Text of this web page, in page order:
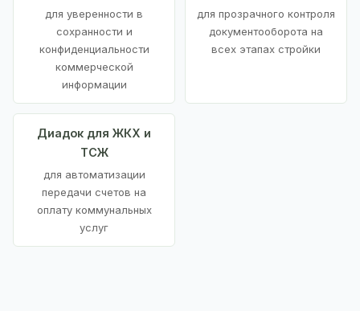
для уверенности в
сохранности и
конфиденциальности
коммерческой
информации
для прозрачного контроля
документооборота на
всех этапах стройки
Диадок для ЖКХ и
ТСЖ
для автоматизации
передачи счетов на
оплату коммунальных
услуг